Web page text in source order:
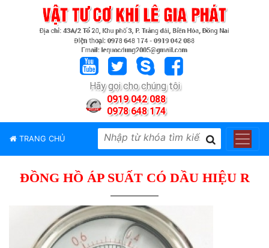
Hãy gọi cho chúng tôi
0919 042 088
0978 648 174
TRANG CHỦ
PHẨM
HIỆU
ĐỒNG HỒ ÁP SUẤT CÓ DẦU HIỆU R